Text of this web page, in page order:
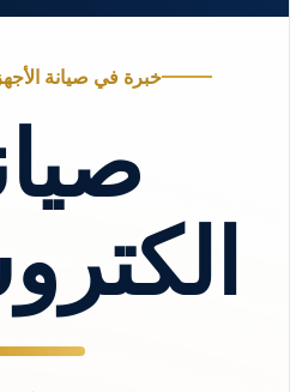
خبرة في صيانة